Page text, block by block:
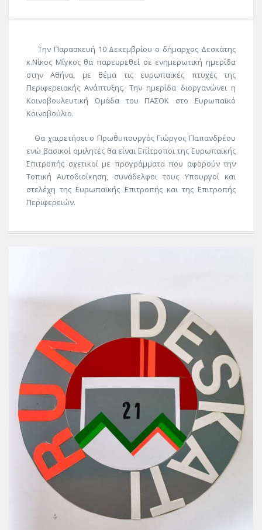
Την Παρασκευή 10 Δεκεμβρίου ο δήμαρχος Δεσκάτης
κ.Νίκος Μίγκος θα παρευρεθεί σε ενημερωτική ημερίδα
στην Αθήνα, με θέμα τις ευρωπαϊκές πτυχές της
Περιφερειακής Ανάπτυξης. Την ημερίδα διοργανώνει η
Κοινοβουλευτική Ομάδα του ΠΑΣΟΚ στο Ευρωπαϊκό
Κοινοβούλιο.
Θα χαιρετήσει ο Πρωθυπουργός Γιώργος Παπανδρέου
ενώ βασικοί ομιλητές θα είναι Επίτροποι της Ευρωπαϊκής
Επιτροπής σχετικοί με προγράμματα που αφορούν την
Τοπική Αυτοδιοίκηση, συνάδελφοι τους Υπουργοί και
στελέχη της Ευρωπαϊκής Επιτροπής και της Επιτροπής
Περιφερειών.